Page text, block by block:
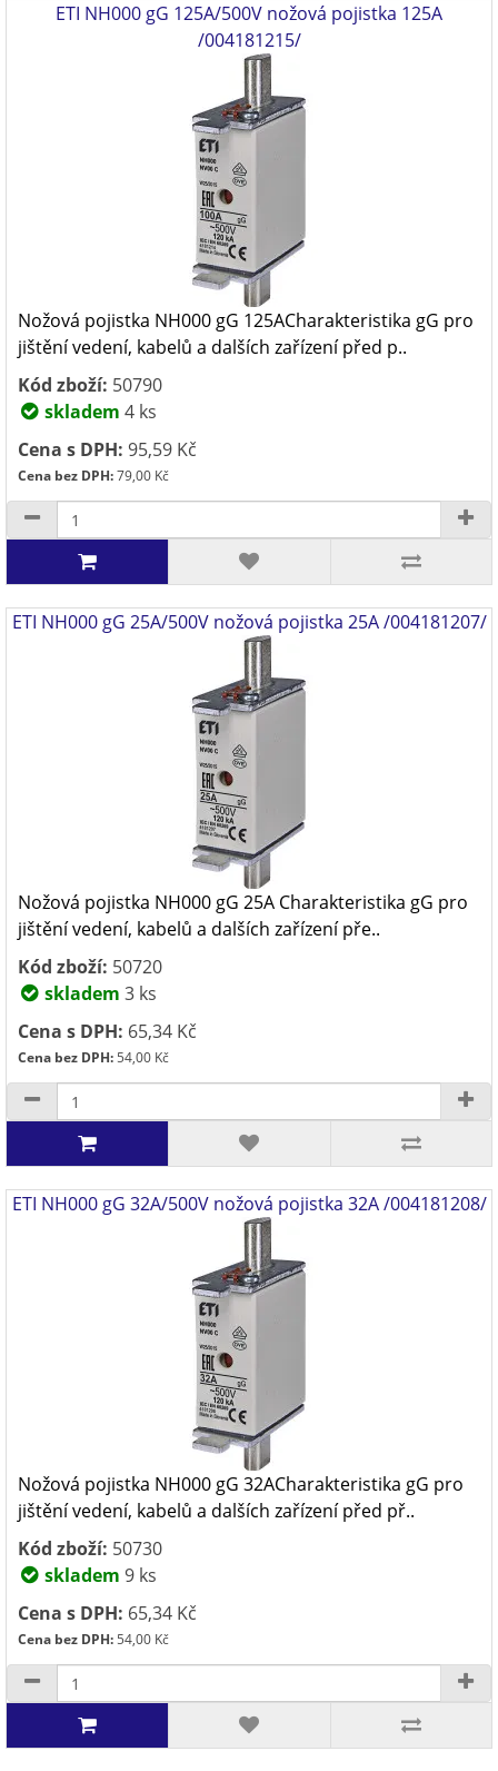
ETI NH000 gG 125A/500V nožová pojistka 125A
/004181215/
Nožová pojistka NH000 gG 125ACharakteristika gG pro
jištění vedení, kabelů a dalších zařízení před p..
Kód zboží: 50790
skladem 4 ks
Cena s DPH: 95,59 Kč
Cena bez DPH:79,00 Kč
ETI NH000 gG 25A/500V nožová pojistka 25A /004181207/
Nožová pojistka NH000 gG 25A Charakteristika gG pro
jištění vedení, kabelů a dalších zařízení pře..
Kód zboží: 50720
skladem 3 ks
Cena s DPH: 65,34 Kč
Cena bez DPH:54,00 Kč
ETI NH000 gG 32A/500V nožová pojistka 32A /004181208/
Nožová pojistka NH000 gG 32ACharakteristika gG pro
jištění vedení, kabelů a dalších zařízení před př..
Kód zboží: 50730
skladem 9 ks
Cena s DPH: 65,34 Kč
Cena bez DPH:54,00 Kč